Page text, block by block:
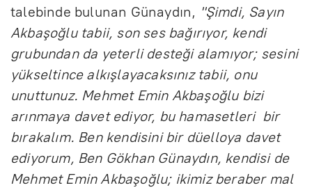
talebinde bulunan Günaydın, "Şimdi, Sayın
Akbaşoğlu tabii, son ses bağırıyor, kendi
grubundan da yeterli desteği alamıyor; sesini
yükseltince alkışlayacaksınız tabii, onu
unuttunuz. Mehmet Emin Akbaşoğlu bizi
arınmaya davet ediyor, bu hamasetleri bir
bırakalım. Ben kendisini bir düelloya davet
ediyorum, Ben Gökhan Günaydın, kendisi de
Mehmet Emin Akbaşoğlu; ikimiz beraber mal